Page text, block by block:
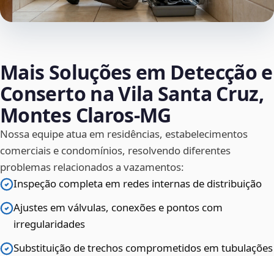
Mais Soluções em Detecção e
Conserto na Vila Santa Cruz,
Montes Claros‑MG
Nossa equipe atua em residências, estabelecimentos
comerciais e condomínios, resolvendo diferentes
problemas relacionados a vazamentos:
Inspeção completa em redes internas de distribuição
Ajustes em válvulas, conexões e pontos com
irregularidades
Substituição de trechos comprometidos em tubulações